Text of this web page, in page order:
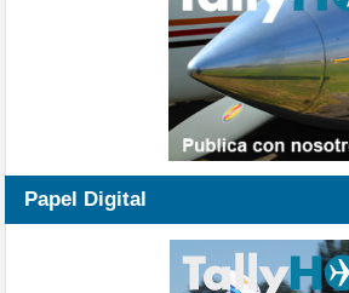
Papel Digital